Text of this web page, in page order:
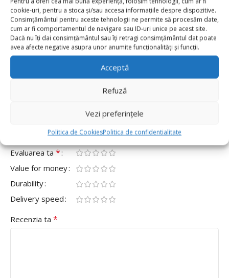
cookie-uri, pentru a stoca și/sau accesa informațiile despre dispozitive.
Consimțământul pentru aceste tehnologii ne permite să procesăm date,
cum ar fi comportamentul de navigare sau ID-uri unice pe acest site.
Dacă nu îți dai consimțământul sau îți retragi consimțământul dat poate
avea afecte negative asupra unor anumite funcționalități și funcții.
Acceptă
Refuză
Vezi preferințele
Politica de CookiesPolitica de confidentialitate
0
0
0
0
Fii primul care scrii o recenzie pentru „Șervețele Army
Adresa ta de email nu va fi publicată. Câmpurile obligatorii
sunt marcate cu*
Evaluarea ta*
Value for money
Durability
Delivery speed
Recenzia ta *